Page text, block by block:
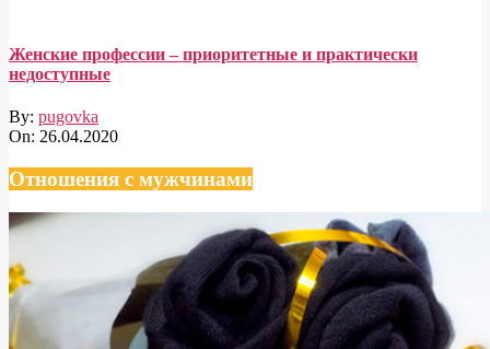
Женские профессии – приоритетные и практически
недоступные
By: pugovka
On: 26.04.2020
Отношения с мужчинами